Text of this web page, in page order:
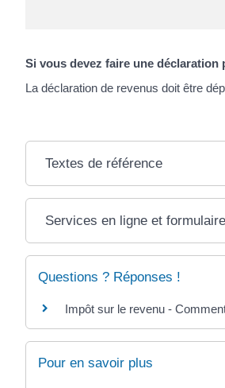
Si vous devez faire une déclaration
La déclaration de revenus doit être
Textes de référence
Services en ligne et
Questions ? Réponses !
Impôt sur le revenu -
Pour en savoir plus